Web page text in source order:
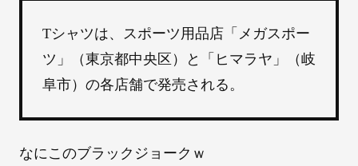
Tシャツは、スポーツ用品店「メガスポー
ツ」（東京都中央区）と「ヒマラヤ」（岐
阜市）の各店舗で発売される。
なにこのブラックジョークｗ